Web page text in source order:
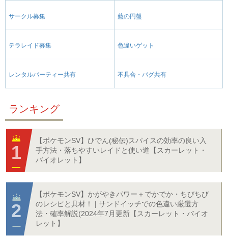
サークル募集 藍の円盤
テラレイド募集 色違いゲット
レンタルパーティー共有 不具合・バグ共有
ランキング
【ポケモンSV】ひでん(秘伝)スパイスの効率の良い入
手方法・落ちやすいレイドと使い道【スカーレット・
バイオレット】
【ポケモンSV】かがやきパワー＋でかでか・ちびちび
のレシピと具材！ | サンドイッチでの色違い厳選方
法・確率解説(2024年7月更新【スカーレット・バイオ
レット】